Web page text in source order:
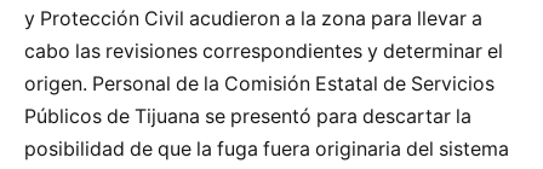
y Protección Civil acudieron a la zona para llevar a
cabo las revisiones correspondientes y determinar el
origen. Personal de la Comisión Estatal de Servicios
Públicos de Tijuana se presentó para descartar la
posibilidad de que la fuga fuera originaria del sistema